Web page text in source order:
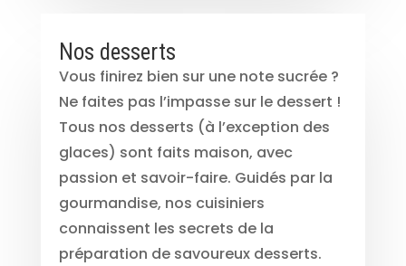
Nos desserts
Vous finirez bien sur une note sucrée ?
Ne faites pas l’impasse sur le dessert !
Tous nos desserts (à l’exception des
glaces) sont faits maison, avec
passion et savoir-faire. Guidés par la
gourmandise, nos cuisiniers
connaissent les secrets de la
préparation de savoureux desserts.